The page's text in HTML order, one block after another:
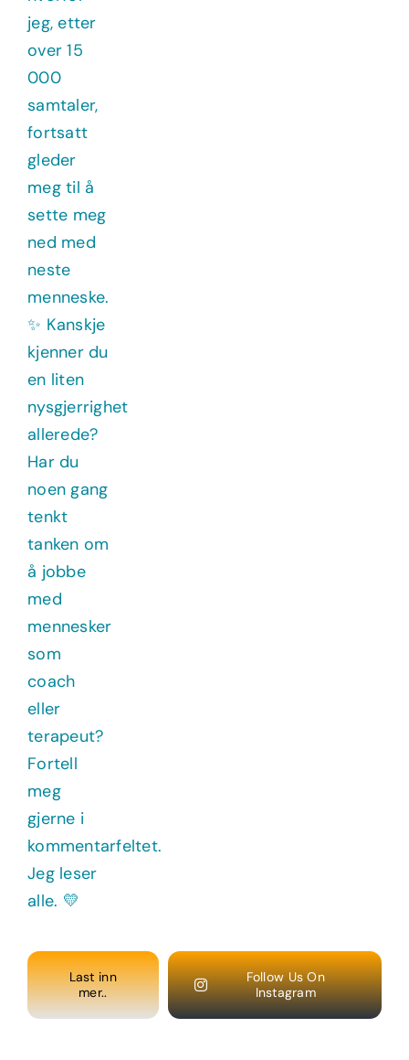
Last inn
mer..
Follow Us On
Instagram